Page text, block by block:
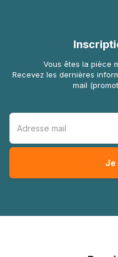
Vous êtes la pièce
Recevez les dernières
mail